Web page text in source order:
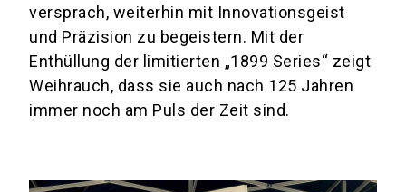
versprach, weiterhin mit Innovationsgeist
und Präzision zu begeistern. Mit der
Enthüllung der limitierten „1899 Series“ zeigt
Weihrauch, dass sie auch nach 125 Jahren
immer noch am Puls der Zeit sind.